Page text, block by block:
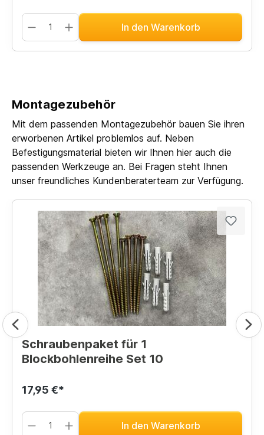
In den Warenkorb
Montagezubehör
Mit dem passenden Montagezubehör bauen Sie ihren
erworbenen Artikel problemlos auf. Neben
Befestigungsmaterial bieten wir Ihnen hier auch die
passenden Werkzeuge an. Bei Fragen steht Ihnen
unser freundliches Kundenberaterteam zur Verfügung.
Schraubenpaket für 1
Blockbohlenreihe Set 10
17,95 €*
In den Warenkorb